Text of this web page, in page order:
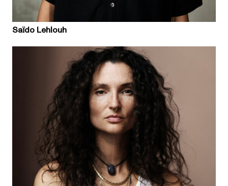
Saïdo Lehlouh